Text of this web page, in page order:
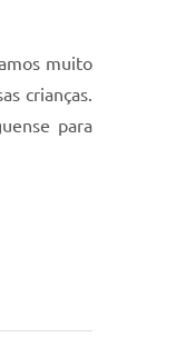
muito
crianças.
para